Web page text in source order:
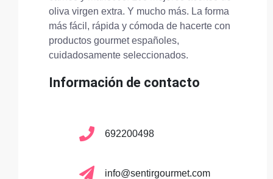
oliva virgen extra. Y mucho más. La forma
más fácil, rápida y cómoda de hacerte con
productos gourmet españoles,
cuidadosamente seleccionados.
Información de contacto
692200498
info@sentirgourmet.com